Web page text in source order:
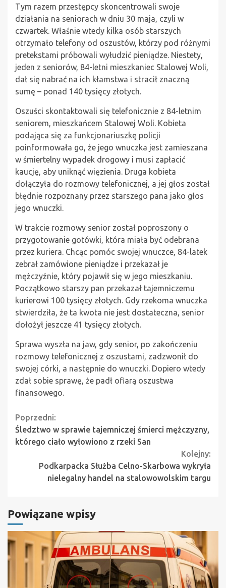
Tym razem przestępcy skoncentrowali swoje
działania na seniorach w dniu 30 maja, czyli w
czwartek. Właśnie wtedy kilka osób starszych
otrzymało telefony od oszustów, którzy pod różnymi
pretekstami próbowali wyłudzić pieniądze. Niestety,
jeden z seniorów, 84-letni mieszkaniec Stalowej Woli,
dał się nabrać na ich kłamstwa i stracił znaczną
sumę – ponad 140 tysięcy złotych.
Oszuści skontaktowali się telefonicznie z 84-letnim
seniorem, mieszkańcem Stalowej Woli. Kobieta
podająca się za funkcjonariuszkę policji
poinformowała go, że jego wnuczka jest zamieszana
w śmiertelny wypadek drogowy i musi zapłacić
kaucję, aby uniknąć więzienia. Druga kobieta
dołączyła do rozmowy telefonicznej, a jej głos został
błędnie rozpoznany przez starszego pana jako głos
jego wnuczki.
W trakcie rozmowy senior został poproszony o
przygotowanie gotówki, która miała być odebrana
przez kuriera. Chcąc pomóc swojej wnuczce, 84-latek
zebrał zamówione pieniądze i przekazał je
mężczyźnie, który pojawił się w jego mieszkaniu.
Początkowo starszy pan przekazał tajemniczemu
kurierowi 100 tysięcy złotych. Gdy rzekoma wnuczka
stwierdziła, że ta kwota nie jest dostateczna, senior
dołożył jeszcze 41 tysięcy złotych.
Sprawa wyszła na jaw, gdy senior, po zakończeniu
rozmowy telefonicznej z oszustami, zadzwonił do
swojej córki, a następnie do wnuczki. Dopiero wtedy
zdał sobie sprawę, że padł ofiarą oszustwa
finansowego.
Continue
Reading
Poprzedni:
Śledztwo w sprawie tajemniczej śmierci mężczyzny,
którego ciało wyłowiono z rzeki San
Kolejny:
Podkarpacka Służba Celno-Skarbowa wykryła
nielegalny handel na stalowowolskim targu
Powiązane wpisy